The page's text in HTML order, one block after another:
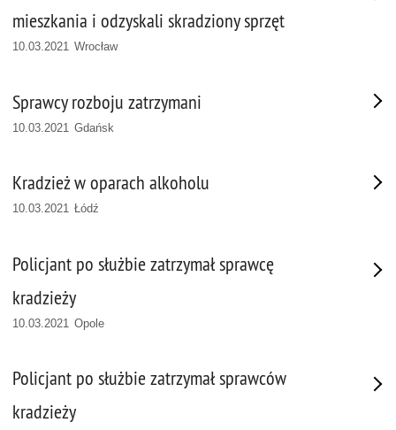
mieszkania i odzyskali skradziony sprzęt
10.03.2021 Wrocław
Sprawcy rozboju zatrzymani
10.03.2021 Gdańsk
Kradzież w oparach alkoholu
10.03.2021 Łódź
Policjant po służbie zatrzymał sprawcę
kradzieży
10.03.2021 Opole
Policjant po służbie zatrzymał sprawców
kradzieży